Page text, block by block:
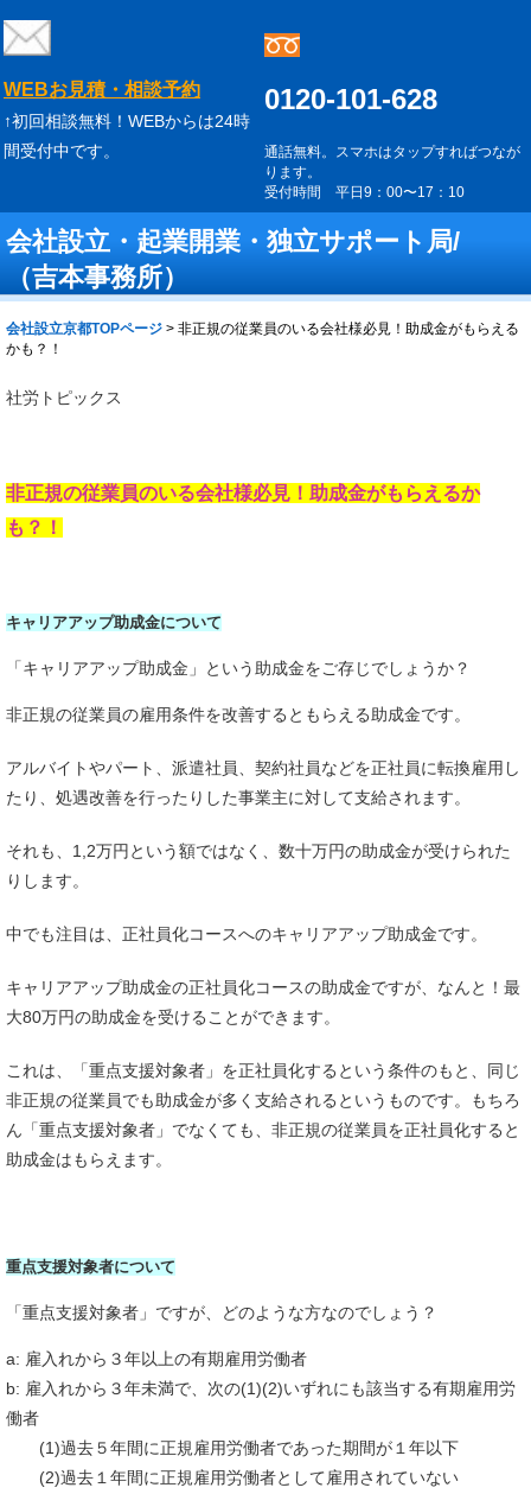
WEBお見積・相談予約
↑初回相談無料！WEBからは24時
間受付中です。
0120-101-628
通話無料。スマホはタップすればつなが
ります。
受付時間 平日9：00〜17：10
会社設立・起業開業・独立サポート局/
（吉本事務所）
会社設立京都TOPページ > 非正規の従業員のいる会社様必見！助成金がもらえる
かも？！
社労トピックス
非正規の従業員のいる会社様必見！助成金がもらえるか
も？！
キャリアアップ助成金について
「キャリアアップ助成金」という助成金をご存じでしょうか？
非正規の従業員の雇用条件を改善するともらえる助成金です。
アルバイトやパート、派遣社員、契約社員などを正社員に転換雇用し
たり、処遇改善を行ったりした事業主に対して支給されます。
それも、 1,2万円という額ではなく、数十万円の助成金が受けられた
りします。
中でも注目は、正社員化コースへのキャリアアップ助成金です。
キャリアアップ助成金の正社員化コースの助成金ですが、なんと！最
大80万円の助成金を受けることができます。
これは、「重点支援対象者」を正社員化するという条件のもと、同じ
非正規の従業員でも助成金が多く支給されるというものです。もちろ
ん「重点支援対象者」でなくても、非正規の従業員を正社員化すると
助成金はもらえます。
重点支援対象者について
「重点支援対象者」ですが、どのような方なのでしょう？
a: 雇入れから３年以上の有期雇用労働者
b: 雇入れから３年未満で、次の(1)(2)いずれにも該当する有期雇用労
働者
(1)過去５年間に正規雇用労働者であった期間が１年以下
(2)過去１年間に正規雇用労働者として雇用されていない